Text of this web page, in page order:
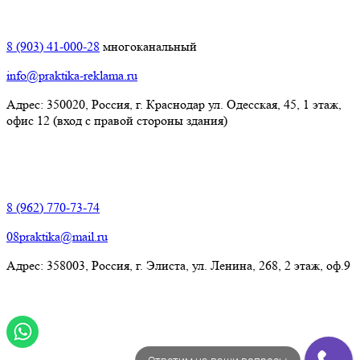
8 (903) 41-000-28 многоканальный
info@praktika-reklama.ru
Адрес: 350020, Россия, г. Краснодар ул. Одесская, 45, 1 этаж,
офис 12 (вход с правой стороны здания)
8 (962) 770-73-74
08praktika@mail.ru
Адрес:​ 358003, Россия, г. Элиста, ул. Ленина, 268, 2 этаж, оф.9